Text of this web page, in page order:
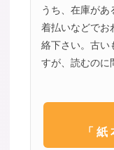
うち、在庫があ
着払いなどでお
絡下さい。古い
すが、読むのに
「